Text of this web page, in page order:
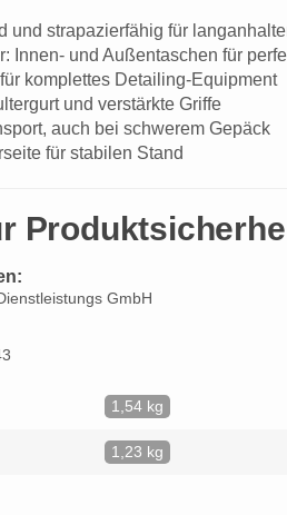
und strapazierfähig für
Innen- und Außentaschen für
komplettes Detailing-Equipment
und verstärkte Griffe
auch bei schwerem Gepäck
für stabilen Stand
GmbH
1,54 kg
1,23 kg